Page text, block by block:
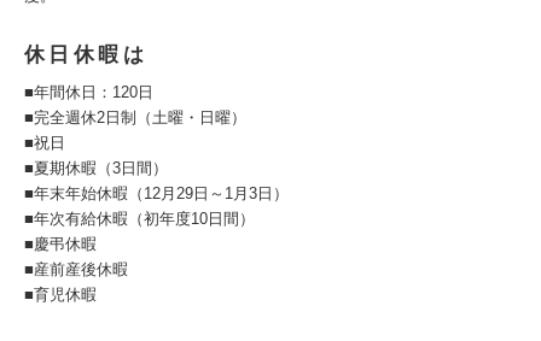
休日休暇は
■年間休日：120日
■完全週休2日制（土曜・日曜）
■祝日
■夏期休暇（3日間）
■年末年始休暇（12月29日～1月3日）
■年次有給休暇（初年度10日間）
■慶弔休暇
■産前産後休暇
■育児休暇